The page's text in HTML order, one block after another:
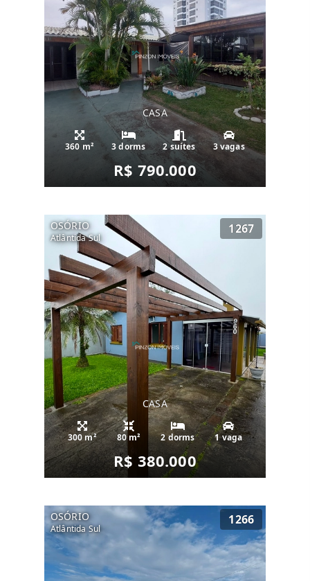
CASA
360 m² 3 dorms 2 suítes 3 vagas
R$ 790.000
OSÓRIO
Atlântida Sul
1267
CASA
300 m² 80 m² 2 dorms 1 vaga
R$ 380.000
OSÓRIO
Atlântida Sul
1266